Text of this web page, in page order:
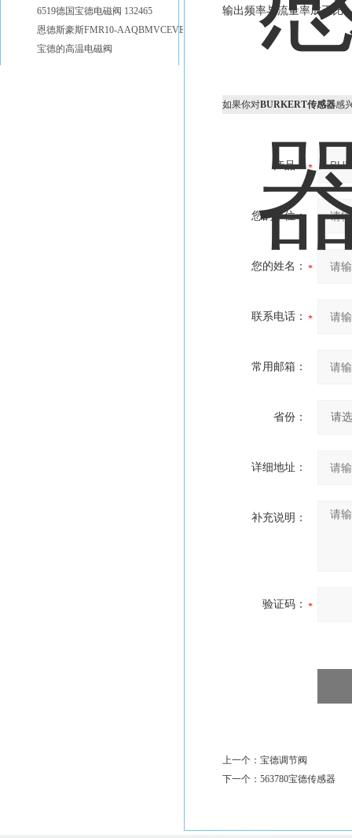
输出频率与流量率成正比
如果你对BURKERT传感器感
产品：
您的单位：
您的姓名：
联系电话：
常用邮箱：
省份：
详细地址：
补充说明：
验证码：
上一个： 宝德调节阀
下一个： 563780宝德传感器
6519德国宝德电磁阀 132465
宝德的高温电磁阀